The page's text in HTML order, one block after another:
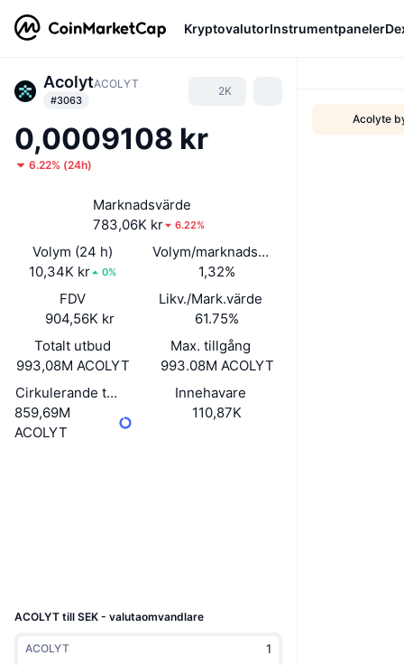
KryptovalutorInstrumentpaneler
AcolytACOLYT
#3063
2K
0,0009108 kr
6.22% (24h)
Marknadsvärde
783,06K kr
6.22%
Volym (24 h)
10,34K kr
0%
Volym/marknadsvärde (24h)
1,32%
FDV
904,56K kr
Likv./Mark.värde
61.75%
Totalt utbud
993,08M ACOLYT
Max. tillgång
993.08M ACOLYT
Cirkulerande tillgångar
859,69M
ACOLYT
Innehavare
110,87K
ACOLYT till SEK - valutaomvandlare
ACOLYT
Acolyte